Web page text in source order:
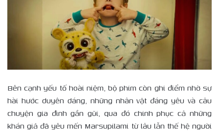
Bên cạnh yếu tố hoài niệm, bộ phim còn ghi điểm nhờ sự
hài hước duyên dáng, những nhân vật đáng yêu và câu
chuyện gia đình gần gũi, qua đó chinh phục cả những
khán giả đã yêu mến Marsupilami từ lâu lẫn thế hệ người